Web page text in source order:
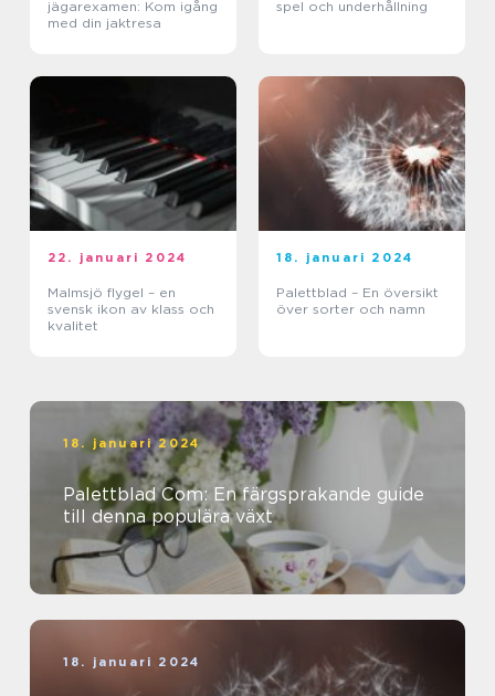
jägarexamen: Kom igång
med din jaktresa
spel och underhållning
22. januari 2024
Malmsjö flygel – en
svensk ikon av klass och
kvalitet
18. januari 2024
Palettblad – En översikt
över sorter och namn
18. januari 2024
Palettblad Com: En färgsprakande guide
till denna populära växt
18. januari 2024